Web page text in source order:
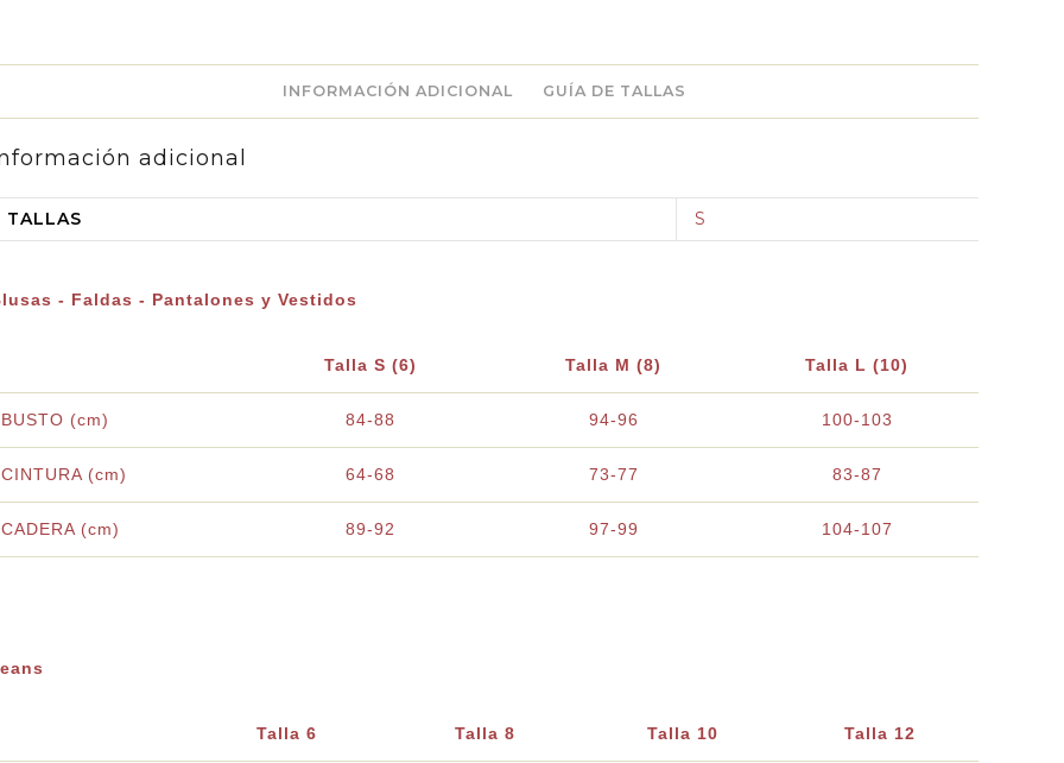
INFORMACIÓN ADICIONAL GUÍA DE TALLAS
adicional
TALLAS S
- Faldas - Pantalones y Vestidos
Talla S (6) Talla M (8) Talla L (10)
BUSTO (cm) 84-88 94-96 100-103
CINTURA (cm) 64-68 73-77 83-87
CADERA (cm) 89-92 97-99 104-107
Talla 6 Talla 8 Talla 10 Talla 12